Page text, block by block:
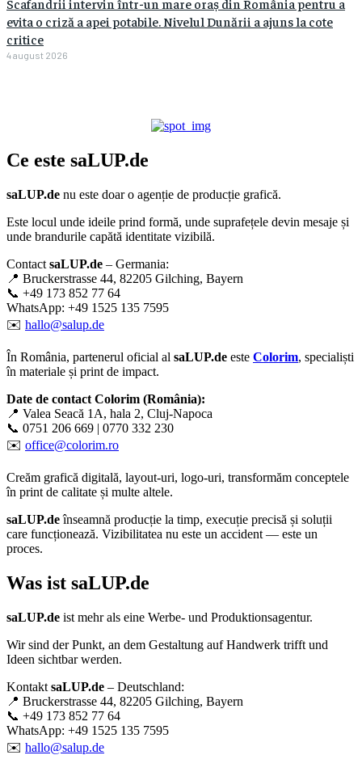
Scafandrii intervin într-un mare oraș din România pentru a
evita o criză a apei potabile. Nivelul Dunării a ajuns la cote
critice
4 august 2026
Ce este saLUP.de
saLUP.de nu este doar o agenție de producție grafică.
Este locul unde ideile prind formă, unde suprafețele devin mesaje și
unde brandurile capătă identitate vizibilă.
Contact saLUP.de – Germania:
📍 Bruckerstrasse 44, 82205 Gilching, Bayern
📞 +49 173 852 77 64
WhatsApp: +49 1525 135 7595
✉️ hallo@salup.de
În România, partenerul oficial al saLUP.de este Colorim, specialiști
în materiale și print de impact.
Date de contact Colorim (România):
📍 Valea Seacă 1A, hala 2, Cluj-Napoca
📞 0751 206 669 | 0770 332 230
✉️ office@colorim.ro
Creăm grafică digitală, layout-uri, logo-uri, transformăm conceptele
în print de calitate și multe altele.
saLUP.deînseamnă producție la timp, execuție precisă și soluții
care funcționează. Vizibilitatea nu este un accident — este un
proces.
Was ist saLUP.de
saLUP.de ist mehr als eine Werbe- und Produktionsagentur.
Wir sind der Punkt, an dem Gestaltung auf Handwerk trifft und
Ideen sichtbar werden.
Kontakt saLUP.de – Deutschland:
📍 Bruckerstrasse 44, 82205 Gilching, Bayern
📞 +49 173 852 77 64
WhatsApp: +49 1525 135 7595
✉️ hallo@salup.de